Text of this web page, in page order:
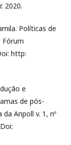
2020.
Políticas de
Fórum
http:
e
de pós-
Anpoll v. 1, nº